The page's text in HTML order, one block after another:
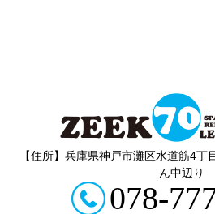
【住所】兵庫県神戸市灘区水道筋4
ん中辺り
078-